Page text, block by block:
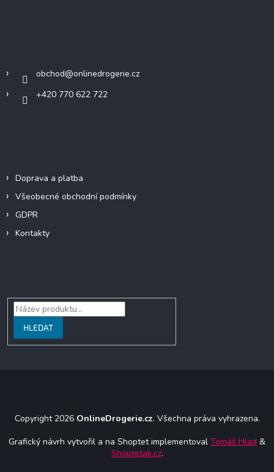
obchod@onlinedrogerie.cz
+420 770 622 722
Doprava a platba
Všeobecné obchodní podmínky
GDPR
Kontakty
HLEDAT
Copyright 2026 OnlineDrogerie.cz. Všechna práva vyhrazena.
Grafický návrh vytvořil a na Shoptet implementoval Tomáš Hlad &
Shoptetak.cz.